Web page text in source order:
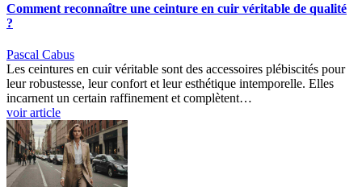
Comment reconnaître une ceinture en cuir véritable de qualité
?
Pascal Cabus
Les ceintures en cuir véritable sont des accessoires plébiscités pour
leur robustesse, leur confort et leur esthétique intemporelle. Elles
incarnent un certain raffinement et complètent…
voir article